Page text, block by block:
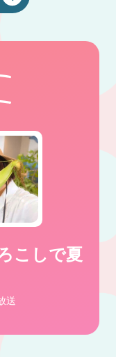
こしで夏
送